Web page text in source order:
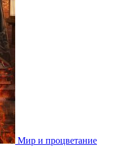
Мир и процветание